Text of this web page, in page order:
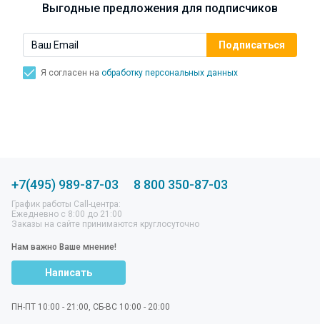
Выгодные предложения для подписчиков
Я согласен на обработку персональных данных
+7(495) 989-87-03 8 800 350-87-03
График работы Call-центра:
Ежедневно с 8:00 до 21:00
Заказы на сайте принимаются круглосуточно
Нам важно Ваше мнение!
Написать
ПН-ПТ 10:00 - 21:00, СБ-ВС 10:00 - 20:00